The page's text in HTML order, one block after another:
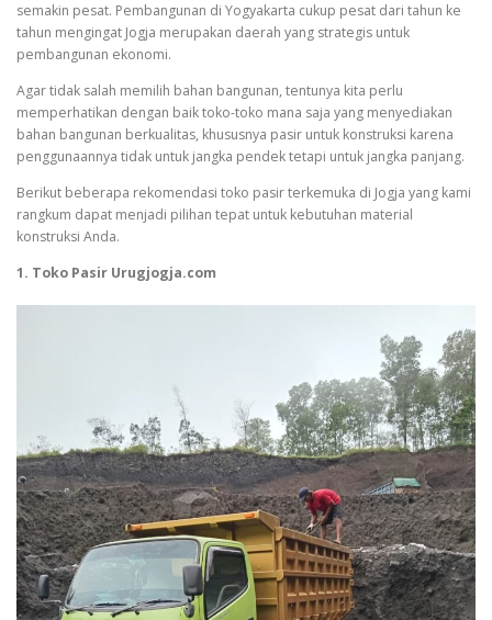
semakin pesat. Pembangunan di Yogyakarta cukup pesat dari tahun ke
tahun mengingat Jogja merupakan daerah yang strategis untuk
pembangunan ekonomi.
Agar tidak salah memilih bahan bangunan, tentunya kita perlu
memperhatikan dengan baik toko-toko mana saja yang menyediakan
bahan bangunan berkualitas, khususnya pasir untuk konstruksi karena
penggunaannya tidak untuk jangka pendek tetapi untuk jangka panjang.
Berikut beberapa rekomendasi toko pasir terkemuka di Jogja yang kami
rangkum dapat menjadi pilihan tepat untuk kebutuhan material
konstruksi Anda.
1. Toko Pasir Urugjogja.com